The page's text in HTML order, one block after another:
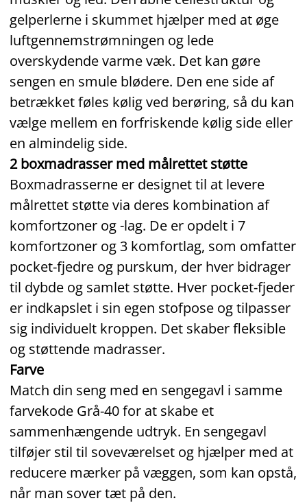
gelperlerne i skummet hjælper med at øge
luftgennemstrømningen og lede
overskydende varme væk. Det kan gøre
sengen en smule blødere. Den ene side af
betrækket føles kølig ved berøring, så du kan
vælge mellem en forfriskende kølig side eller
en almindelig side.
2 boxmadrasser med målrettet støtte
Boxmadrasserne er designet til at levere
målrettet støtte via deres kombination af
komfortzoner og -lag. De er opdelt i 7
komfortzoner og 3 komfortlag, som omfatter
pocket‑fjedre og purskum, der hver bidrager
til dybde og samlet støtte. Hver pocket‑fjeder
er indkapslet i sin egen stofpose og tilpasser
sig individuelt kroppen. Det skaber fleksible
og støttende madrasser.
Farve
Match din seng med en sengegavl i samme
farvekode Grå‑40 for at skabe et
sammenhængende udtryk. En sengegavl
tilføjer stil til soveværelset og hjælper med at
reducere mærker på væggen, som kan opstå,
når man sover tæt på den.